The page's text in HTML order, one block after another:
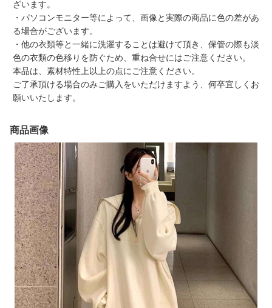
ざいます。
・パソコンモニター等によって、画像と実際の商品に色の差があ
る場合がございます。
・他の衣類等と一緒に洗濯することは避けて頂き、保管の際も淡
色の衣類の色移りを防ぐため、重ね合せにはご注意ください。
本品は、素材特性上以上の点にご注意ください。
ご了承頂ける場合のみご購入をいただけますよう、何卒宜しくお
願いいたします。
商品画像